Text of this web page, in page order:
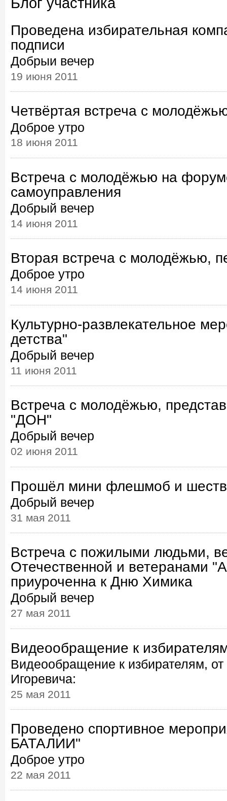
Проведена избирательная
подписи
Добрыи вечер
19 июня 2011
Четвёртая встреча с
Доброе утро
18 июня 2011
Встреча с молодёжью на
самоуправления
Добрый вечер
14 июня 2011
Вторая встреча с молодёжью,
Доброе утро
14 июня 2011
Культурно-развлекательное
детства"
Добрый вечер
11 июня 2011
Встреча с молодёжью,
"ДОН"
Добрый вечер
02 июня 2011
Прошёл мини флешмоб и
Добрый вечер
31 мая 2011
Встреча с пожилыми людьми,
Отечественной и ветеранами
приуроченна к Дню Химика
Добрый вечер
27 мая 2011
Видеообращение к
Видеообращение к избирателям,
Игоревича:
25 мая 2011
Проведено спортивное
БАТАЛИИ"
Доброе утро
22 мая 2011